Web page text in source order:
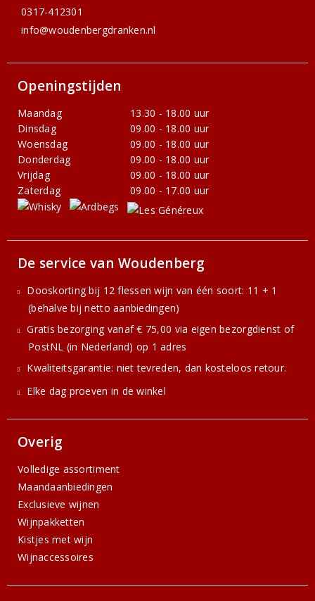
0317-412301
info@woudenbergdranken.nl
Openingstijden
Maandag
13.30 - 18.00 uur
Dinsdag
09.00 - 18.00 uur
Woensdag
09.00 - 18.00 uur
Donderdag
09.00 - 18.00 uur
Vrijdag
09.00 - 18.00 uur
Zaterdag
09.00 - 17.00 uur
De service van Woudenberg
Dooskorting bij 12 flessen wijn van één soort: 11 + 1
(behalve bij netto aanbiedingen)
Gratis bezorging vanaf € 75,00 via eigen bezorgdienst of
PostNL (in Nederland) op 1 adres
Kwaliteitsgarantie: niet tevreden, dan kosteloos retour.
Elke dag proeven in de winkel
Overig
Volledige assortiment
Maandaanbiedingen
Exclusieve wijnen
Wijnpakketten
Kistjes met wijn
Wijnaccessoires